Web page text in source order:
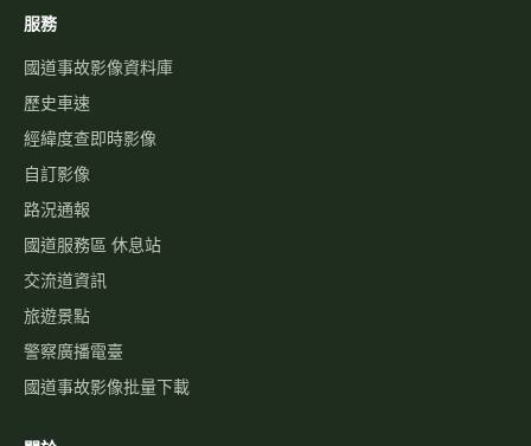
服務
國道事故影像資料庫
歷史車速
經緯度查即時影像
自訂影像
路況通報
國道服務區 休息站
交流道資訊
旅遊景點
警察廣播電臺
國道事故影像批量下載